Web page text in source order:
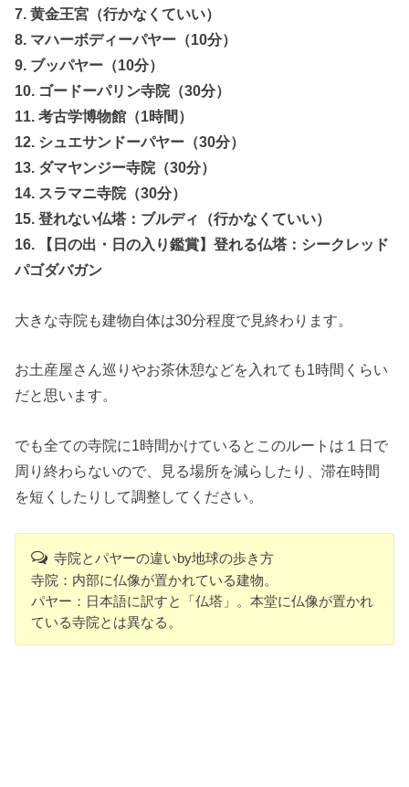
7. 黄金王宮（行かなくていい）
8. マハーボディーパヤー（10分）
9. ブッパヤー（10分）
10. ゴードーパリン寺院（30分）
11. 考古学博物館（1時間）
12. シュエサンドーパヤー（30分）
13. ダマヤンジー寺院（30分）
14. スラマニ寺院（30分）
15. 登れない仏塔：ブルディ（行かなくていい）
16. 【日の出・日の入り鑑賞】登れる仏塔：シークレッド
パゴダバガン
大きな寺院も建物自体は30分程度で見終わります。
お土産屋さん巡りやお茶休憩などを入れても1時間くらい
だと思います。
でも全ての寺院に1時間かけているとこのルートは１日で
周り終わらないので、見る場所を減らしたり、滞在時間
を短くしたりして調整してください。
寺院とパヤーの違いby地球の歩き方
寺院：内部に仏像が置かれている建物。
パヤー：日本語に訳すと「仏塔」。本堂に仏像が置かれ
ている寺院とは異なる。